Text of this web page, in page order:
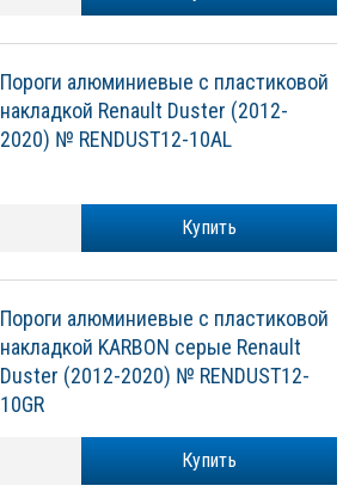
Пороги алюминиевые с пластиковой
накладкой Renault Duster (2012-
2020) № RENDUST12-10AL
Купить
Пороги алюминиевые с пластиковой
накладкой KARBON серые Renault
Duster (2012-2020) № RENDUST12-
10GR
Купить